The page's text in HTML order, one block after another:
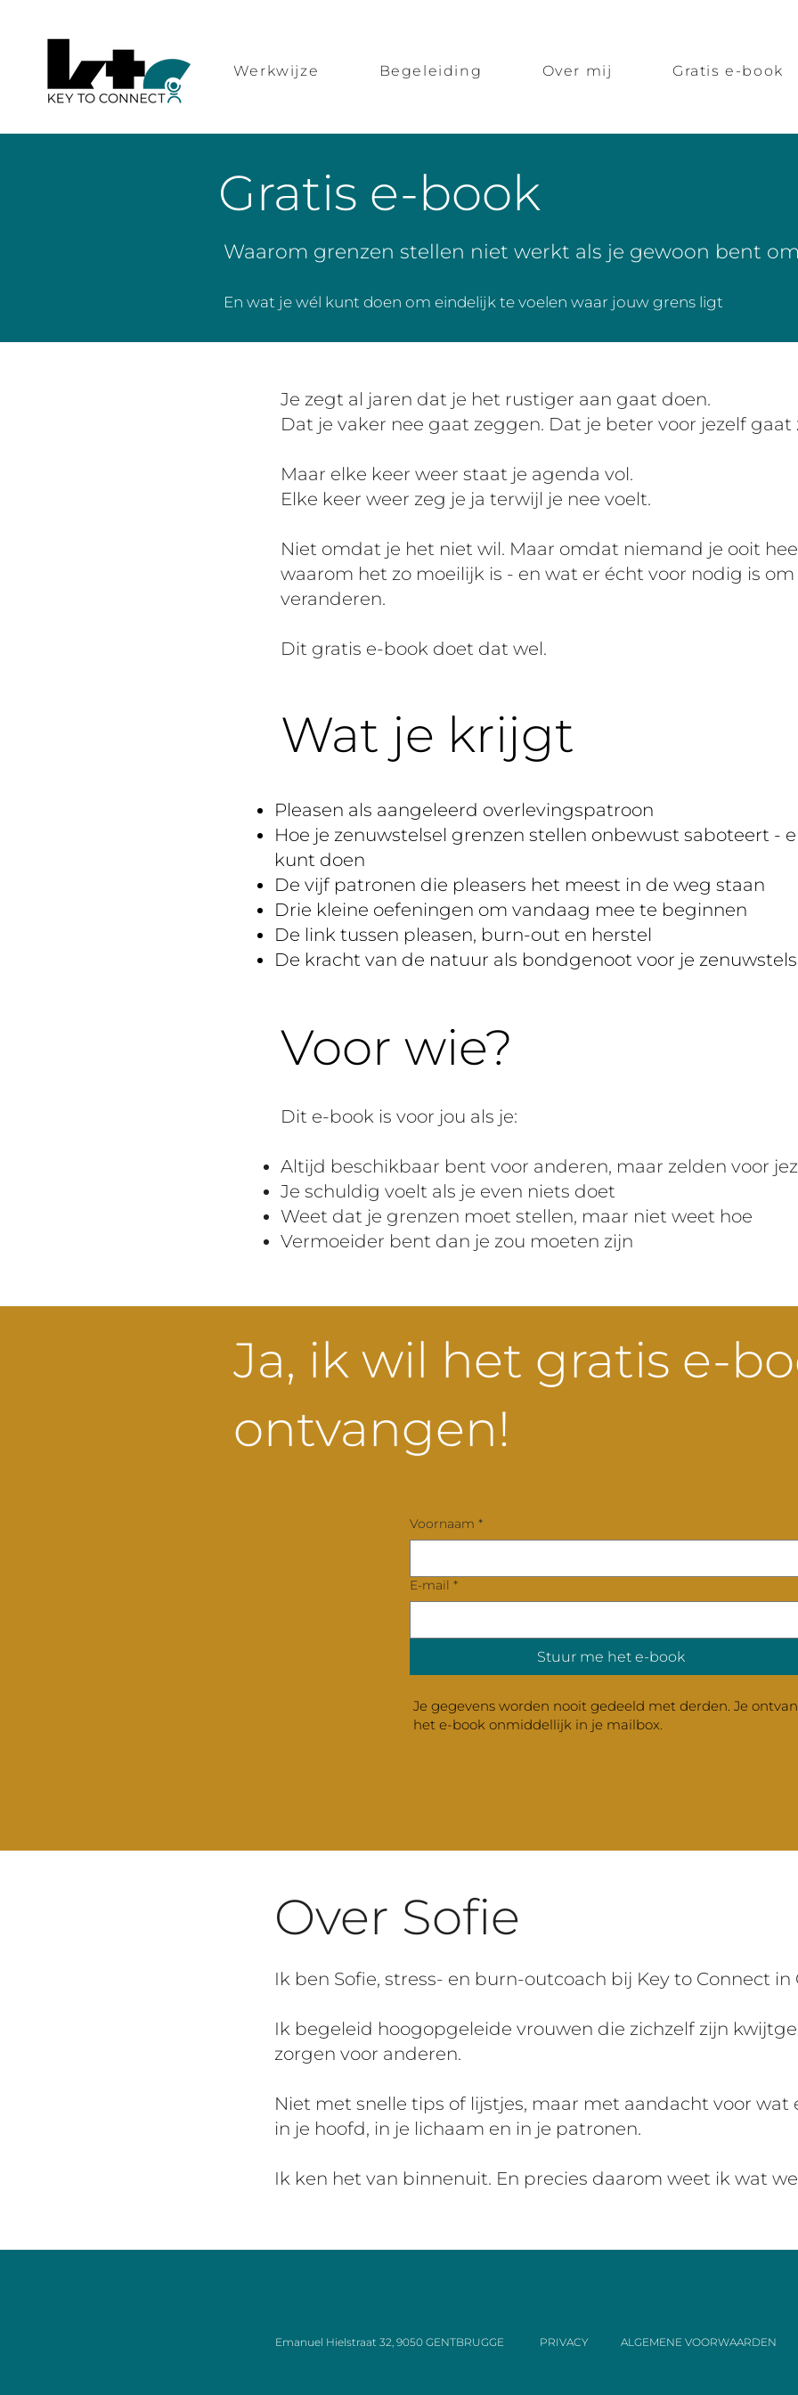
Werkwijze Begeleiding Over mij Gratis e-book
Gratis e-book
Waarom grenzen stellen niet werkt als je gewoon bent
En wat je wél kunt doen om eindelijk te voelen waar jouw grens ligt
Je zegt al jaren dat je het rustiger aan gaat doen.
Dat je vaker nee gaat zeggen. Dat je beter voor jezelf gaat
Maar elke keer weer staat je agenda vol.
Elke keer weer zeg je ja terwijl je nee voelt.
Niet omdat je het niet wil. Maar omdat niemand je ooit
waarom het zo moeilijk is - en wat er écht voor nodig is
veranderen.
Dit gratis e-book doet dat wel.
Wat je krijgt
Pleasen als aangeleerd overlevingspatroon
Hoe je zenuwstelsel grenzen stellen onbewust saboteert -
kunt doen
De vijf patronen die pleasers het meest in de weg staan
Drie kleine oefeningen om vandaag mee te beginnen
De link tussen pleasen, burn-out en herstel
De kracht van de natuur als bondgenoot voor je
Voor wie?
Dit e-book is voor jou als je:
Altijd beschikbaar bent voor anderen, maar zelden voor
Je schuldig voelt als je even niets doet
Weet dat je grenzen moet stellen, maar niet weet hoe
Vermoeider bent dan je zou moeten zijn
Ja, ik wil het gratis e-
ontvangen!
Voornaam *
E-mail *
Stuur me het e-book
Je gegevens worden nooit gedeeld met derden. Je
het e-book onmiddellijk in je mailbox.
Over Sofie
Ik ben Sofie, stress- en burn-outcoach bij Key to Connect
Ik begeleid hoogopgeleide vrouwen die zichzelf zijn
zorgen voor anderen.
Niet met snelle tips of lijstjes, maar met aandacht voor wat
in je hoofd, in je lichaam en in je patronen.
Ik ken het van binnenuit. En precies daarom weet ik wat
Emanuel Hielstraat 32, 9050 GENTBRUGGE PRIVACY ALGEMENE VOORWAARDEN